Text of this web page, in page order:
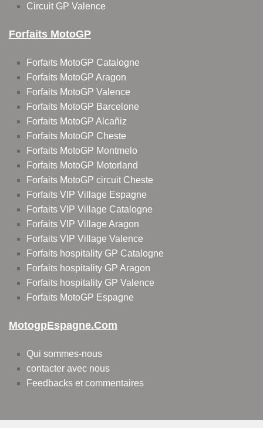
Circuit GP Valence
Forfaits MotoGP
Forfaits MotoGP Catalogne
Forfaits MotoGP Aragon
Forfaits MotoGP Valence
Forfaits MotoGP Barcelone
Forfaits MotoGP Alcañiz
Forfaits MotoGP Cheste
Forfaits MotoGP Montmelo
Forfaits MotoGP Motorland
Forfaits MotoGP circuit Cheste
Forfaits VIP Village Espagne
Forfaits VIP Village Catalogne
Forfaits VIP Village Aragon
Forfaits VIP Village Valence
Forfaits hospitality GP Catalogne
Forfaits hospitality GP Aragon
Forfaits hospitality GP Valence
Forfaits MotoGP Espagne
MotogpEspagne.com
Qui sommes-nous
contacter avec nous
Feedbacks et commentaires